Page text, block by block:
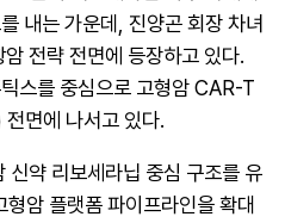
내는 가운데, 진양곤 회장 차녀
전략 전면에 등장하고 있다.
스를 중심으로 고형암 CAR-T
면에 나서고 있다.
약 리보세라닙 중심 구조를 유
암 플랫폼 파이프라인을 확대